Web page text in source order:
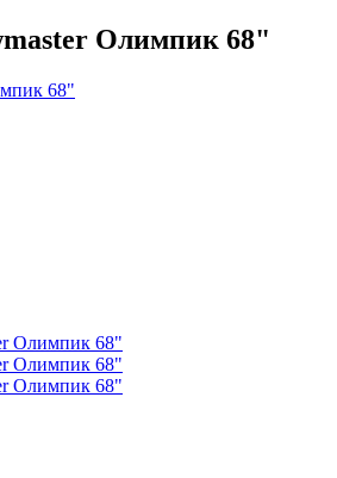
Олимпик 68"